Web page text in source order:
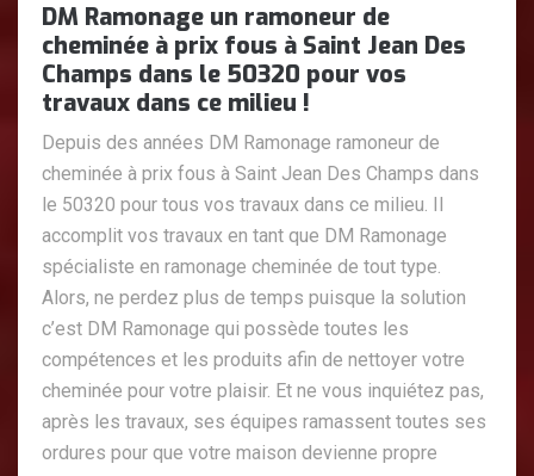
DM Ramonage un ramoneur de
cheminée à prix fous à Saint Jean Des
Champs dans le 50320 pour vos
travaux dans ce milieu !
Depuis des années DM Ramonage ramoneur de
cheminée à prix fous à Saint Jean Des Champs dans
le 50320 pour tous vos travaux dans ce milieu. Il
accomplit vos travaux en tant que DM Ramonage
spécialiste en ramonage cheminée de tout type.
Alors, ne perdez plus de temps puisque la solution
c’est DM Ramonage qui possède toutes les
compétences et les produits afin de nettoyer votre
cheminée pour votre plaisir. Et ne vous inquiétez pas,
après les travaux, ses équipes ramassent toutes ses
ordures pour que votre maison devienne propre